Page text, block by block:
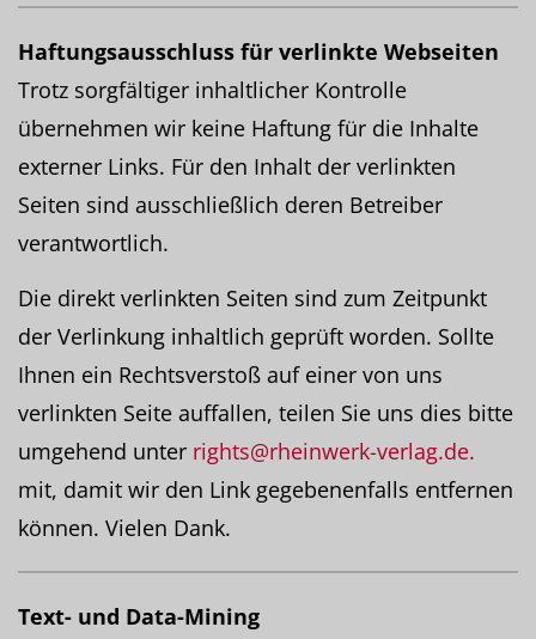
Haftungsausschluss für verlinkte Webseiten
Trotz sorgfältiger inhaltlicher Kontrolle
übernehmen wir keine Haftung für die Inhalte
externer Links. Für den Inhalt der verlinkten
Seiten sind ausschließlich deren Betreiber
verantwortlich.
Die direkt verlinkten Seiten sind zum Zeitpunkt
der Verlinkung inhaltlich geprüft worden. Sollte
Ihnen ein Rechtsverstoß auf einer von uns
verlinkten Seite auffallen, teilen Sie uns dies bitte
umgehend unter rights@rheinwerk-verlag.de.
mit, damit wir den Link gegebenenfalls entfernen
können. Vielen Dank.
Text- und Data-Mining